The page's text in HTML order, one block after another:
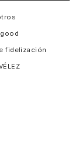
fidelización